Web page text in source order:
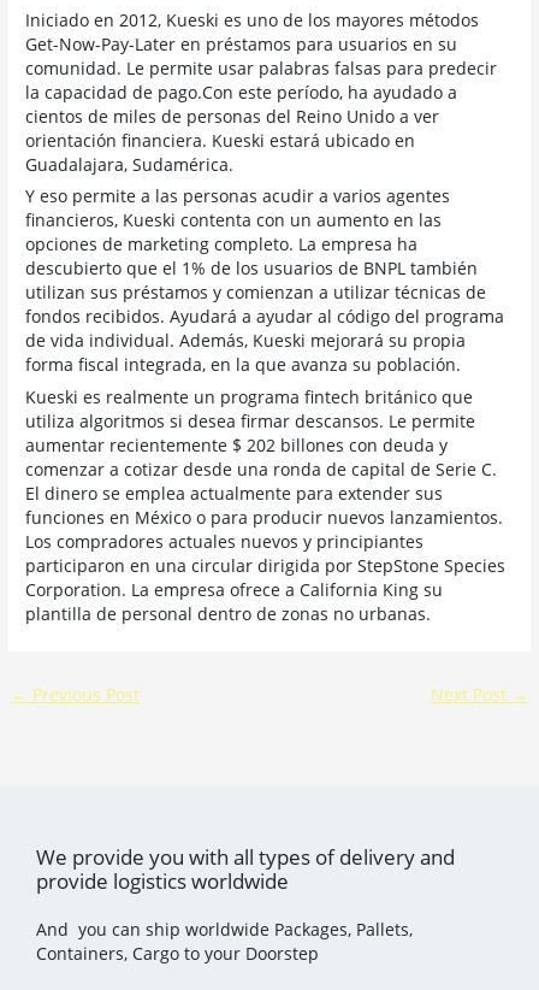
Iniciado en 2012, Kueski es uno de los mayores métodos
Get-Now-Pay-Later en préstamos para usuarios en su
comunidad. Le permite usar palabras falsas para predecir
la capacidad de pago.Con este período, ha ayudado a
cientos de miles de personas del Reino Unido a ver
orientación financiera. Kueski estará ubicado en
Guadalajara, Sudamérica.
Y eso permite a las personas acudir a varios agentes
financieros, Kueski contenta con un aumento en las
opciones de marketing completo. La empresa ha
descubierto que el 1% de los usuarios de BNPL también
utilizan sus préstamos y comienzan a utilizar técnicas de
fondos recibidos. Ayudará a ayudar al código del programa
de vida individual. Además, Kueski mejorará su propia
forma fiscal integrada, en la que avanza su población.
Kueski es realmente un programa fintech británico que
utiliza algoritmos si desea firmar descansos. Le permite
aumentar recientemente $ 202 billones con deuda y
comenzar a cotizar desde una ronda de capital de Serie C.
El dinero se emplea actualmente para extender sus
funciones en México o para producir nuevos lanzamientos.
Los compradores actuales nuevos y principiantes
participaron en una circular dirigida por StepStone Species
Corporation. La empresa ofrece a California King su
plantilla de personal dentro de zonas no urbanas.
← Previous Post Next Post →
We provide you with all types of delivery and
provide logistics worldwide
And you can ship worldwide Packages, Pallets,
Containers, Cargo to your Doorstep